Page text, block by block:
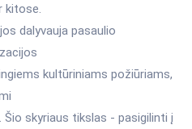
kitose.
dalyvauja pasaulio
kultūriniams požiūriams,
skyriaus tikslas - pasigilinti į